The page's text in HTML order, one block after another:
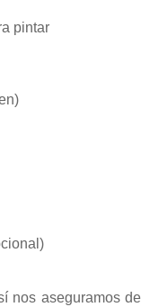
pintar
nos aseguramos de